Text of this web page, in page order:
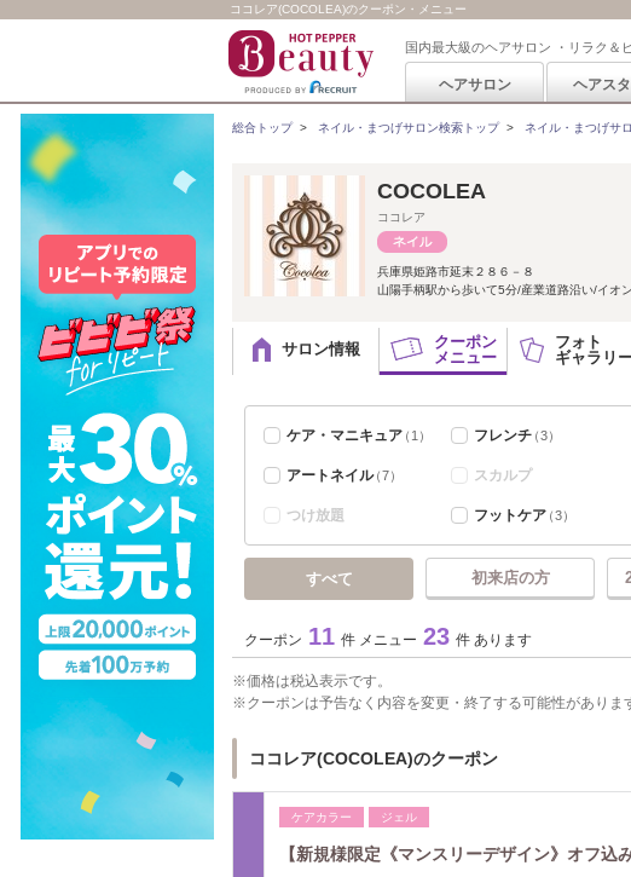
ココレア(COCOLEA)のクーポン・メニュー
国内最大級のヘアサロン ・リラク＆
ヘアサロン ヘアス
総合トップ> ネイル・まつげサロン検索トップ> ネイル・まつげサ
COCOLEA
ココレア
兵庫県姫路市延末２８６－８
山陽手柄駅から歩いて5分/産業道路沿い/イオ
サロン情報
クーポン
メニュー
フォト
ギャラリ
ケア・マニキュア（1） フレンチ（3）
アートネイル（7） スカルプ
つけ放題 フットケア（3）
すべて 初来店の方
クーポン 11 件 メニュー 23 件 あります
価格は税込表示です。
クーポンは予告なく内容を変更・終了する可能性がありま
ココレア(COCOLEA)のクーポン
ケアカラー ジェル
【新規様限定《マンスリーデザイン》オフ